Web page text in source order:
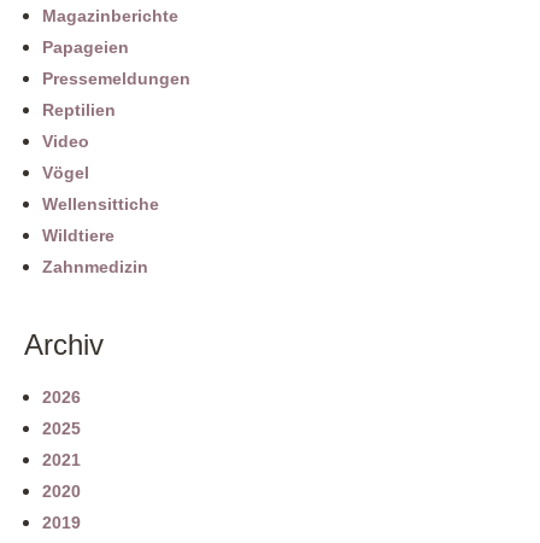
Magazinberichte
Papageien
Pressemeldungen
Reptilien
Video
Vögel
Wellensittiche
Wildtiere
Zahnmedizin
Archiv
2026
2025
2021
2020
2019